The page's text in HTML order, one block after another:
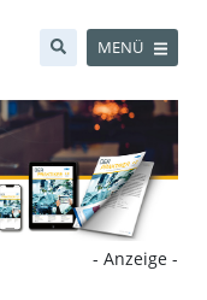
MENÜ
- Anzeige -